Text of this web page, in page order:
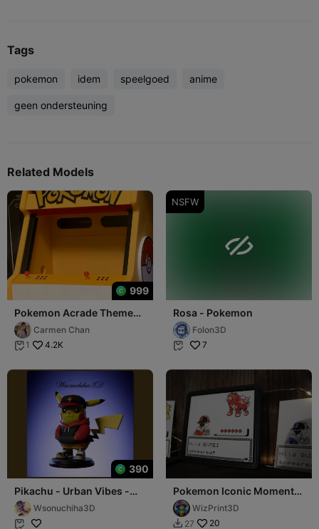
Tags
pokemon idem speelgoed anime
geen ondersteuning
Related Models
999
Pokemon Acrade Theme
for LegionGo
Carmen Chan
 1 4.2K
NSFW

Rosa - Pokemon
Folon3D
 7
390
Pikachu - Urban Vibes -
PokemonWsonuchiha3D

Pokemon Iconic Moments
- Entei Encounter
WizPrint3D
 27 20